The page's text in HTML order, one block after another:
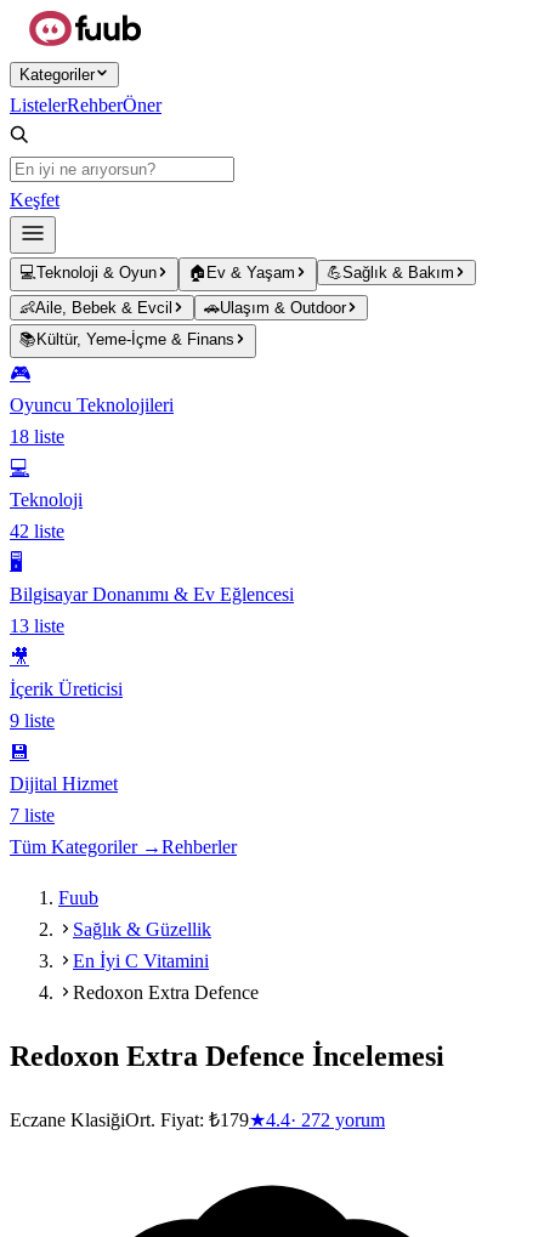
Ana içeriğe atla
Kategoriler
ListelerRehberÖner
Keşfet
💻Teknoloji & Oyun 🏠 Ev & Yaşam 💪Sağlık & Bakım
👶Aile, Bebek & Evcil 🚗Ulaşım & Outdoor
📚 Kültür, Yeme-İçme & Finans
🎮
Oyuncu Teknolojileri
18 liste
💻
Teknoloji
42 liste
🖥️
Bilgisayar Donanımı & Ev Eğlencesi
13 liste
🎥
İçerik Üreticisi
9 liste
💾
Dijital Hizmet
7 liste
Tüm Kategoriler →Rehberler
Fuub
Sağlık & Güzellik
En İyi C Vitamini
Redoxon Extra Defence
Redoxon Extra Defence İncelemesi
Eczane KlasiğiOrt. Fiyat: ₺179★4.4· 272 yorum